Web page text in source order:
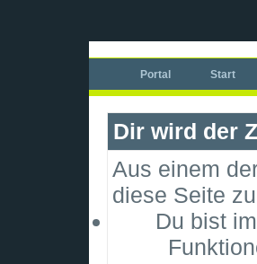
Portal Start
Dir wird der
Aus einem
diese Seite
Du bist